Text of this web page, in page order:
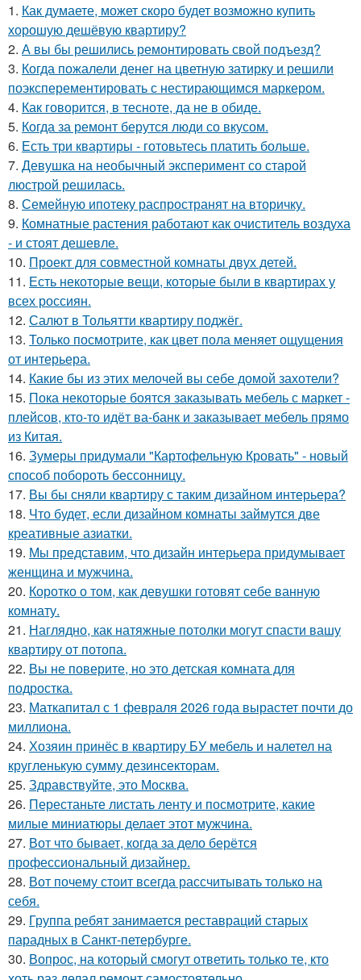
1. Как думаете, может скоро будет возможно купить
хорошую дешёвую квартиру?
2. А вы бы решились ремонтировать свой подъезд?
3. Когда пожалели денег на цветную затирку и решили
поэксперементировать с нестирающимся маркером.
4. Как говорится, в тесноте, да не в обиде.
5. Когда за ремонт берутся люди со вкусом.
6. Есть три квартиры - готовьтесь платить больше.
7. Девушка на необычный эксперимент со старой
люстрой решилась.
8. Семейную ипотеку распространят на вторичку.
9. Комнатные растения работают как очиститель воздуха
- и стоят дешевле.
10. Проект для совместной комнаты двух детей.
11. Есть некоторые вещи, которые были в квартирах у
всех россиян.
12. Салют в Тольятти квартиру поджёг.
13. Только посмотрите, как цвет пола меняет ощущения
от интерьера.
14. Какие бы из этих мелочей вы себе домой захотели?
15. Пока некоторые боятся заказывать мебель с маркет -
плейсов, кто-то идёт ва-банк и заказывает мебель прямо
из Китая.
16. Зумеры придумали "Картофельную Кровать" - новый
способ побороть бессонницу.
17. Вы бы сняли квартиру с таким дизайном интерьера?
18. Что будет, если дизайном комнаты займутся две
креативные азиатки.
19. Мы представим, что дизайн интерьера придумывает
женщина и мужчина.
20. Коротко о том, как девушки готовят себе ванную
комнату.
21. Наглядно, как натяжные потолки могут спасти вашу
квартиру от потопа.
22. Вы не поверите, но это детская комната для
подростка.
23. Маткапитал с 1 февраля 2026 года вырастет почти до
миллиона.
24. Хозяин принёс в квартиру БУ мебель и налетел на
кругленькую сумму дезинсекторам.
25. Здравствуйте, это Москва.
26. Перестаньте листать ленту и посмотрите, какие
милые миниатюры делает этот мужчина.
27. Вот что бывает, когда за дело берётся
профессиональный дизайнер.
28. Вот почему стоит всегда рассчитывать только на
себя.
29. Группа ребят занимается реставраций старых
парадных в Санкт-петербурге.
30. Вопрос, на который смогут ответить только те, кто